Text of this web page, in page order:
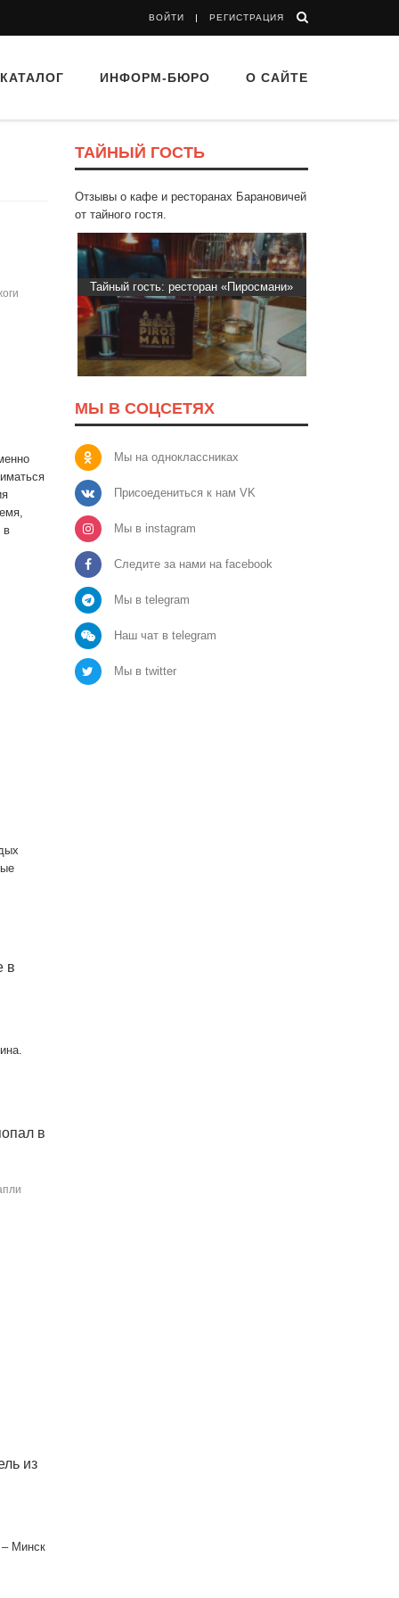
ВОЙТИ РЕГИСТРАЦИЯ
КАТАЛОГ ИНФОРМ-БЮРО О САЙТЕ
в
в
в
из
Минск
ТАЙНЫЙ ГОСТЬ
Отзывы о кафе и ресторанах Барановичей
от тайного гостя.
Хасти» Тайный гость: ресторан «Пиросмани»
МЫ В СОЦСЕТЯХ
Мы на одноклассниках
Присоедениться к нам VK
Мы в instagram
Следите за нами на facebook
Мы в telegram
Наш чат в telegram
Мы в twitter